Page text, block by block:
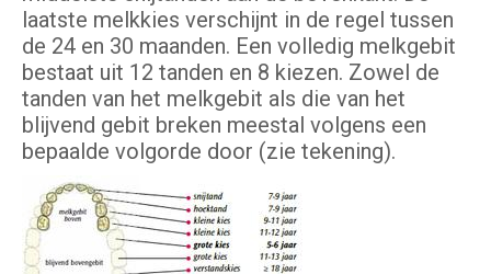
laatste melkkies verschijnt in de regel tussen
de 24 en 30 maanden. Een volledig melkgebit
bestaat uit 12 tanden en 8 kiezen. Zowel de
tanden van het melkgebit als die van het
blijvend gebit breken meestal volgens een
bepaalde volgorde door (zie tekening).